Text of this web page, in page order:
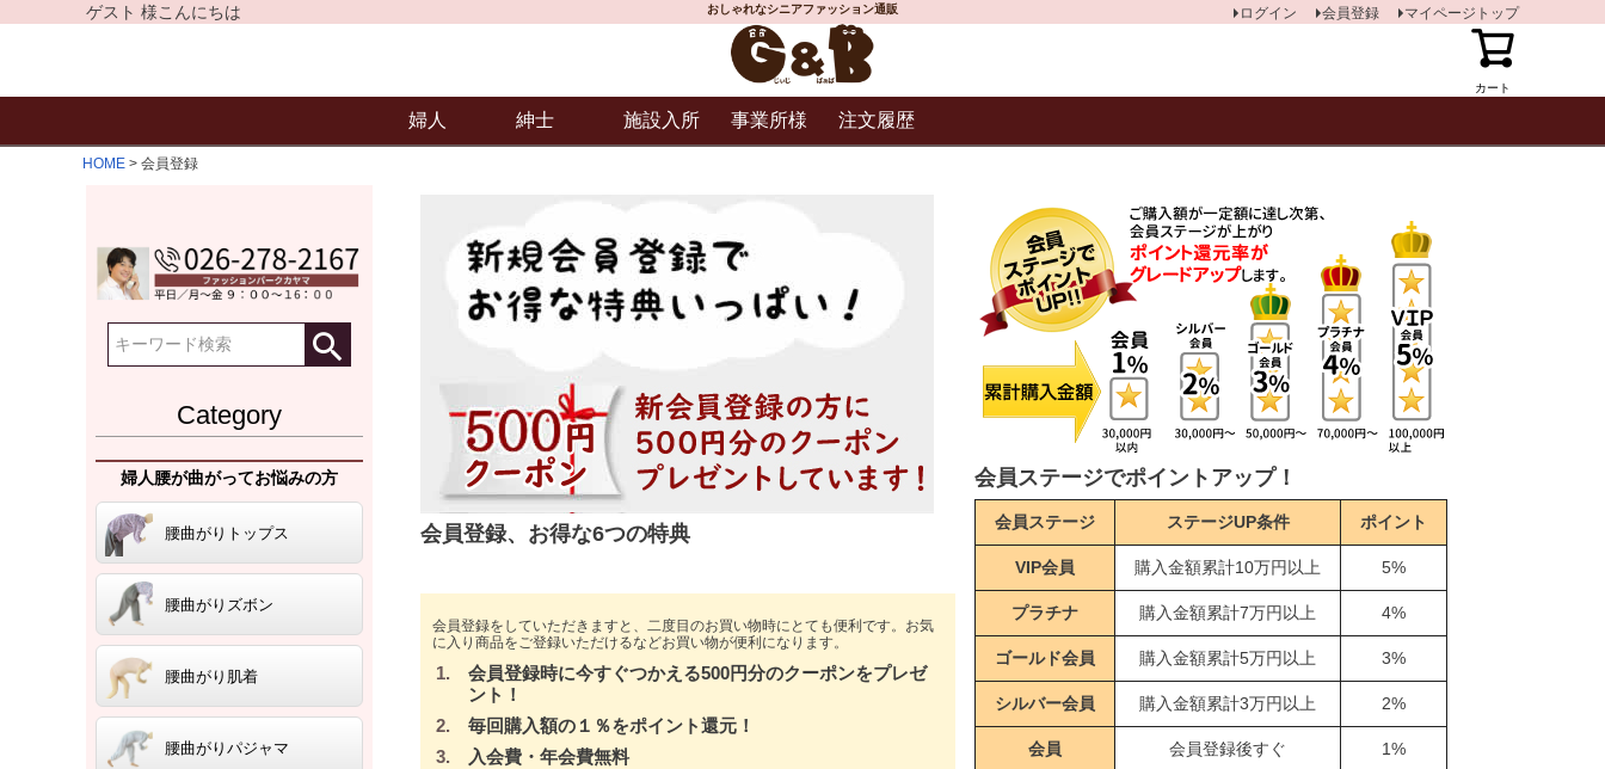
ゲスト 様こんにちは おしゃれなシニアファッション通販
カート
ログイン 会員登録 マイページトップ
婦人 紳士 施設入所 事業所様 注文履歴
HOME 会員登録
Category
婦人腰が曲がってお悩みの方
腰曲がりトップス
腰曲がりズボン
腰曲がり肌着
腰曲がりパジャマ
会員登録、お得な6つの特典
会員登録をしていただきますと、二度目のお買い物時にとても便利です。お気
に入り商品をご登録いただけるなどお買い物が便利になります。
会員登録時に今すぐつかえる500円分のクーポンをプレゼ
ント！
毎回購入額の１％をポイント還元！
入会費・年会費無料
会員ステージでポイントアップ！
会員ステージ ステージUP条件 ポイント
VIP会員 購入金額累計10万円以上 5%
プラチナ 購入金額累計7万円以上 4%
ゴールド会員 購入金額累計5万円以上 3%
シルバー会員 購入金額累計3万円以上 2%
会員 会員登録後すぐ 1%